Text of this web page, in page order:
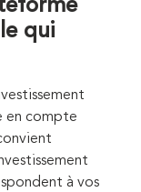
qui
en compte
à vos